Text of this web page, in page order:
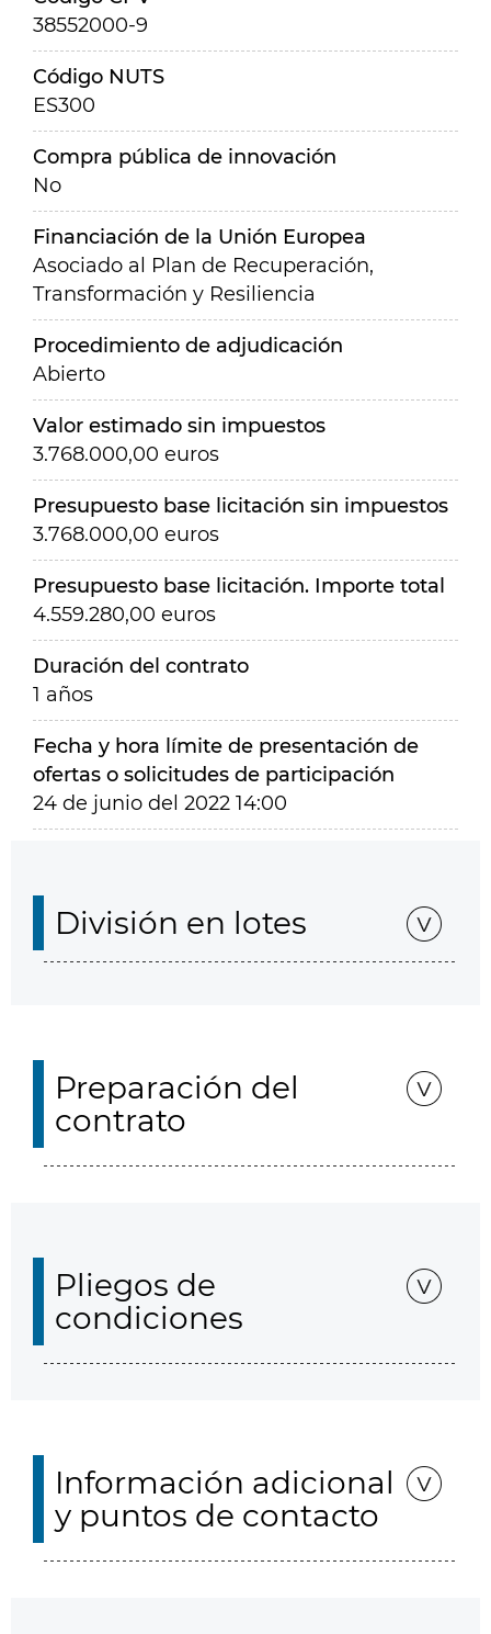
38552000-9
Código NUTS
ES300
Compra pública de innovación
No
Financiación de la Unión Europea
Asociado al Plan de Recuperación,
Transformación y Resiliencia
Procedimiento de adjudicación
Abierto
Valor estimado sin impuestos
3.768.000,00 euros
Presupuesto base licitación sin impuestos
3.768.000,00 euros
Presupuesto base licitación. Importe total
4.559.280,00 euros
Duración del contrato
1 años
Fecha y hora límite de presentación de
ofertas o solicitudes de participación
24 de junio del 2022 14:00
División en lotes
Preparación del
contrato
Pliegos de
condiciones
Información adicional
y puntos de contacto